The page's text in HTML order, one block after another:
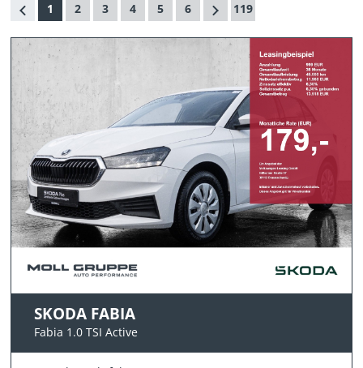
1 2 3 4 5 6 119
SKODA FABIA
Fabia 1.0 TSI Active